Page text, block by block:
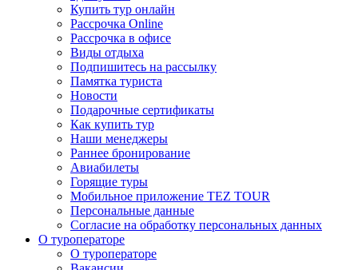
Купить тур онлайн
Рассрочка Online
Рассрочка в офисе
Виды отдыха
Подпишитесь на рассылку
Памятка туриста
Новости
Подарочные сертификаты
Как купить тур
Наши менеджеры
Раннее бронирование
Авиабилеты
Горящие туры
Мобильное приложение TEZ TOUR
Персональные данные
Согласие на обработку персональных данных
О туроператоре
О туроператоре